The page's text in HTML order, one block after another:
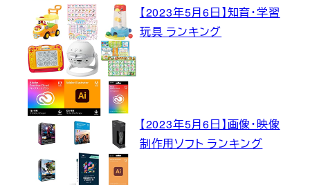
【2023年5月6日】知育・学習
玩具 ランキング
【2023年5月6日】画像・映像
制作用ソフト ランキング